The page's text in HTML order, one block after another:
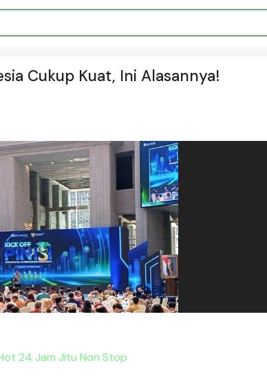
Cukup Kuat, Ini Alasannya!
24 Jam Jitu Non Stop